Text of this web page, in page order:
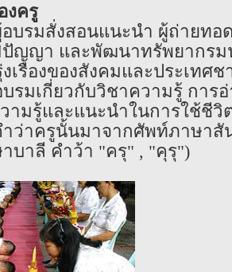
งครู
บรมสั่งสอนแนะนำ ผู้ถ่ายทอ
ปัญญา และพัฒนาทรัพยากรม
เรืองของสังคมและประเทศช
รมเกี่ยวกับวิชาความรู้ การ
ามรู้และแนะนำในการใช้ชีวิ
ำว่าครูนั้นมาจากศัพท์ภาษาสั
บาลี คำว้า "ครุ" , "คุรุ")